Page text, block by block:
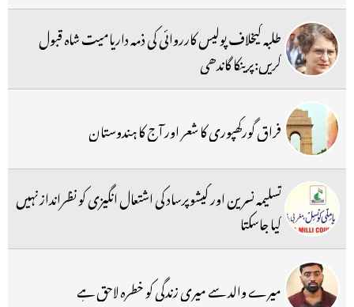
طلبہ کیخلاف پولیس کارروائی کی ذمہ داریامیت شاہ قبول
کریں:پرینکا گاندھی
فراق گورکھپوری کا شعر اور آج کا ہندوستان
تسلیمہ نسرین اور کیشوپرساد کی اشتعال انگیزی کو نظرانداز نہیں
کیا جاسکتا
میرے والد سے میری زندگی کو خطرہ لاحق ہے